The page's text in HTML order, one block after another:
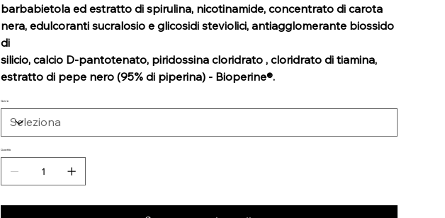
barbabietola ed estratto di spirulina, nicotinamide, concentrato di carota
nera, edulcoranti sucralosio e glicosidi steviolici, antiagglomerante biossido
di
silicio, calcio D-pantotenato, piridossina cloridrato , cloridrato di tiamina,
estratto di pepe nero (95% di piperina) - Bioperine®.
Gusto
Quantità